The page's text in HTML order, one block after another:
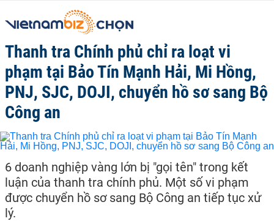
Thanh tra Chính phủ chỉ ra loạt vi
phạm tại Bảo Tín Mạnh Hải, Mi Hồng,
PNJ, SJC, DOJI, chuyển hồ sơ sang Bộ
Công an
6 doanh nghiệp vàng lớn bị "gọi tên" trong kết
luận của thanh tra chính phủ. Một số vi phạm
được chuyển hồ sơ sang Bộ Công an tiếp tục xử
lý.